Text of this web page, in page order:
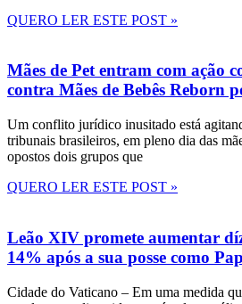
QUERO LER ESTE POST »
Mães de Pet entram com ação
contra Mães de Bebês Reborn
Um conflito jurídico inusitado está
tribunais brasileiros, em pleno dia das
opostos dois grupos que
QUERO LER ESTE POST »
Leão XIV promete aumentar
14% após a sua posse como
Cidade do Vaticano – Em uma medida